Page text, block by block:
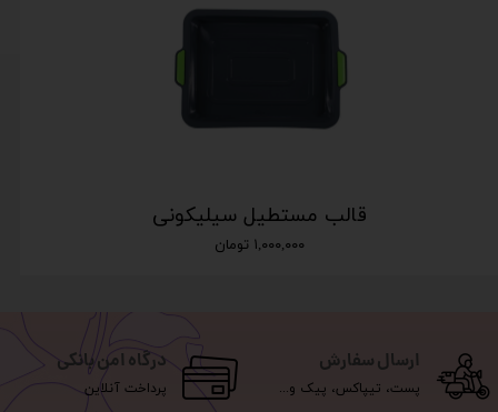
قالب مستطیل سیلیکونی
۱,۰۰۰,۰۰۰ تومان
ارسال سفارش
پست، تیپاکس، پیک و...
درگاه امن بانکی
پرداخت آنلاین